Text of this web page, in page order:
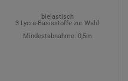
bielastisch
3 Lycra-Basisstoffe zur Wahl
Mindestabnahme: 0,5m